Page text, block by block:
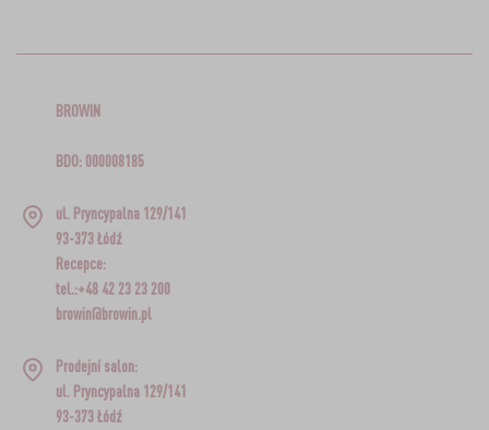
BROWIN
BDO: 000008185
ul. Pryncypalna 129/141
93-373 Łódź
Recepce:
tel.:+48 42 23 23 200
browin@browin.pl
Prodejní salon:
ul. Pryncypalna 129/141
93-373 Łódź